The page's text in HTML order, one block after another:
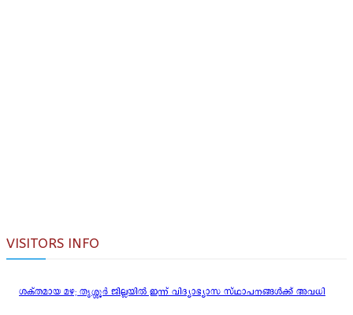
VISITORS INFO
ശക്തമായ മഴ; തൃശ്ശൂർ ജില്ലയിൽ ഇന്ന് വിദ്യാഭ്യാസ സ്ഥാപനങ്ങൾക്ക് അവധി